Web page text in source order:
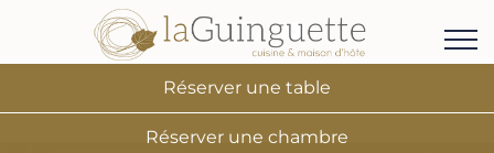
Réserver une table
Réserver une chambre